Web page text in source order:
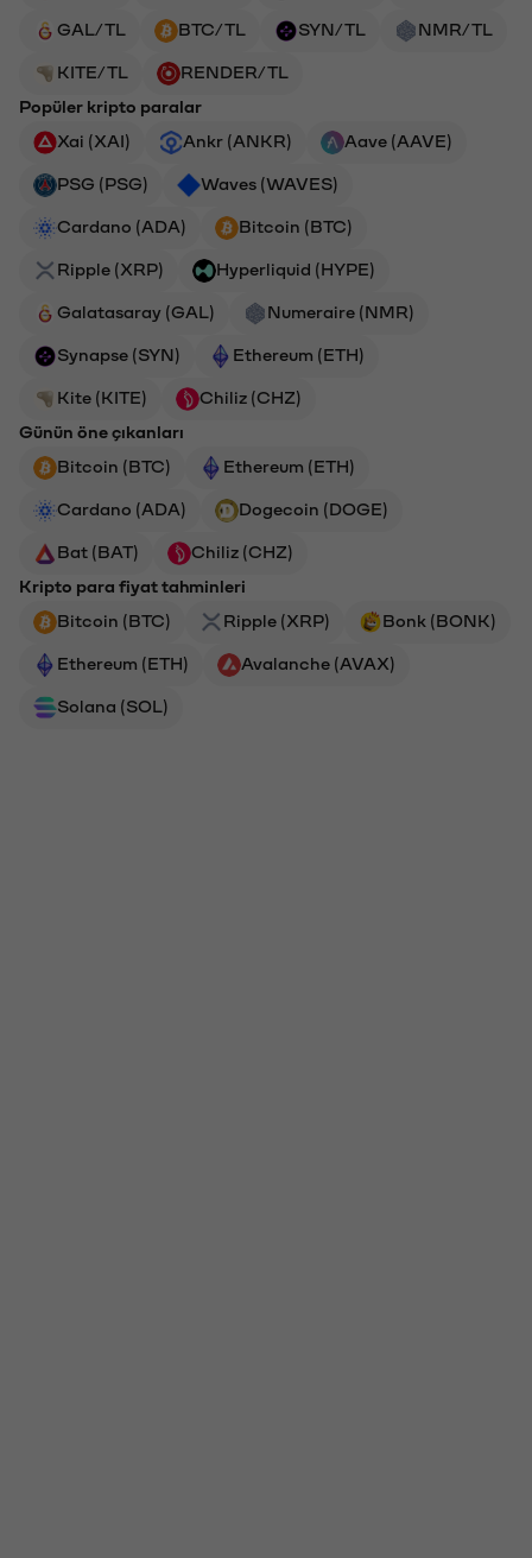
GAL/TL BTC/TL SYN/TL NMR/TL
KITE/TL
RENDER/TL
Popüler kripto paralar
Xai (XAI)
Ankr (ANKR) Aave (AAVE)
PSG (PSG) Waves (WAVES)
Cardano (ADA) Bitcoin (BTC)
Ripple (XRP) Hyperliquid (HYPE)
Galatasaray (GAL) Numeraire (NMR)
Synapse (SYN) Ethereum (ETH)
Kite (KITE)
Chiliz (CHZ)
Günün öne çıkanları
Bitcoin (BTC)
Ethereum (ETH)
Cardano (ADA) Dogecoin (DOGE)
Bat (BAT)
Chiliz (CHZ)
Kripto para fiyat tahminleri
Bitcoin (BTC)
Ripple (XRP) Bonk (BONK)
Ethereum (ETH) Avalanche (AVAX)
Solana (SOL)